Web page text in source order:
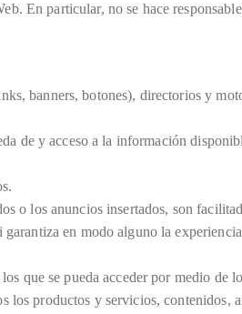
En particular, no se hace
banners, botones), directorios y
de y acceso a la información
o los anuncios insertados, son
en modo alguno la
que se pueda acceder por medio de
los productos y servicios, contenidos,